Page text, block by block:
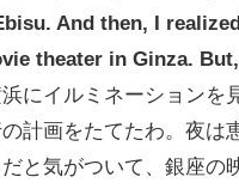
And then, I
theater in Ginza.
にイルミネーション
計画をたてたわ。夜は
と気がついて、銀座の